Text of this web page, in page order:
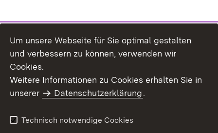
Benutzungshinweise
Erklärung zur
Um unsere Webseite für Sie optimal gestalten
und verbessern zu können, verwenden wir
Cookies.
Weitere Informationen zu Cookies erhalten Sie in
unserer
Datenschutzerklärung.
Technisch notwendige Cookies